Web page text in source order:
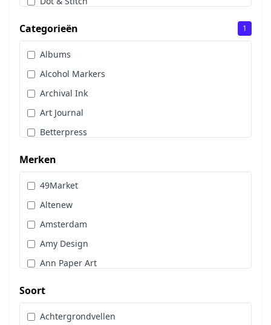
Sale
Stans, Embos & Stencils
Stempels
Workshoppakket
Pan Pastel
Categorieën 1
Albums
Alcohol Markers
Archival Ink
Art Journal
Betterpress
Brads
Cadence
Designpapier
Distress Oxide Spray
Distress Spritz
Divers
Dot & Do
Embossingpoeder
Merken
49Market
Altenew
Amsterdam
Amy Design
Ann Paper Art
Art Impressions
Art Journaling
Soort
Achtergrondvellen